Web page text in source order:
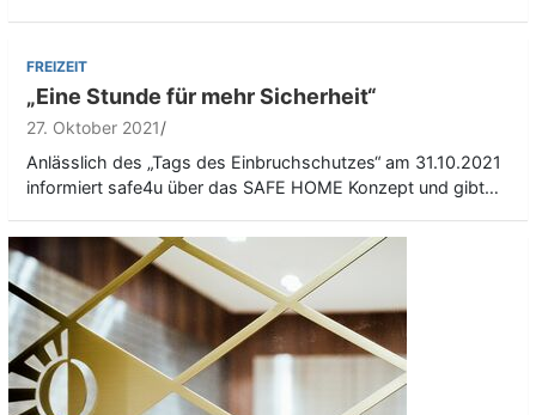
FREIZEIT
„Eine Stunde für mehr Sicherheit“
27. Oktober 2021
Anlässlich des „Tags des Einbruchschutzes“ am 31.10.2021
informiert safe4u über das SAFE HOME Konzept und gibt…